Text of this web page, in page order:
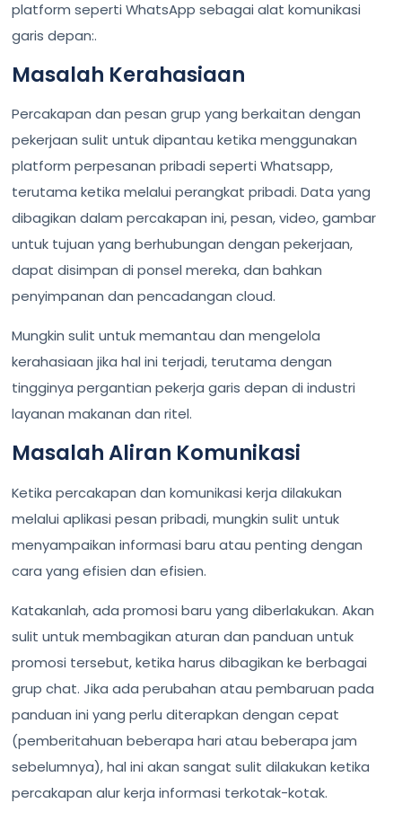
platform seperti WhatsApp sebagai alat komunikasi
garis depan:.
Masalah Kerahasiaan
Percakapan dan pesan grup yang berkaitan dengan
pekerjaan sulit untuk dipantau ketika menggunakan
platform perpesanan pribadi seperti Whatsapp,
terutama ketika melalui perangkat pribadi. Data yang
dibagikan dalam percakapan ini, pesan, video, gambar
untuk tujuan yang berhubungan dengan pekerjaan,
dapat disimpan di ponsel mereka, dan bahkan
penyimpanan dan pencadangan cloud.
Mungkin sulit untuk memantau dan mengelola
kerahasiaan jika hal ini terjadi, terutama dengan
tingginya pergantian pekerja garis depan di industri
layanan makanan dan ritel.
Masalah Aliran Komunikasi
Ketika percakapan dan komunikasi kerja dilakukan
melalui aplikasi pesan pribadi, mungkin sulit untuk
menyampaikan informasi baru atau penting dengan
cara yang efisien dan efisien.
Katakanlah, ada promosi baru yang diberlakukan. Akan
sulit untuk membagikan aturan dan panduan untuk
promosi tersebut, ketika harus dibagikan ke berbagai
grup chat. Jika ada perubahan atau pembaruan pada
panduan ini yang perlu diterapkan dengan cepat
(pemberitahuan beberapa hari atau beberapa jam
sebelumnya), hal ini akan sangat sulit dilakukan ketika
percakapan alur kerja informasi terkotak-kotak.